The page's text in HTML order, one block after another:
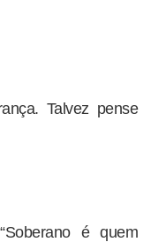
Talvez pense
é quem